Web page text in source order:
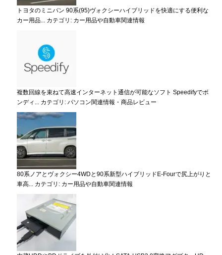
トヨタのミニバン 90系(95)ヴォクシーハイブリッドを快適にする便利な
カー用品... カテゴリ: カー用品や自動車関連情報
複数回線を束ねて高速インターネット通信が可能なソフト Speedifyでボ
ンディ... カテゴリ: パソコン関連情報・商品レビュー
80系ノアとヴォクシー4WDと90系新型ハイブリッドE-Fourで尻上がりと
車高... カテゴリ: カー用品や自動車関連情報